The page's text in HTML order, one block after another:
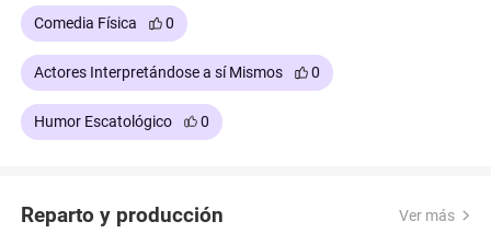
Comedia Física 0
Actores Interpretándose a sí Mismos 0
Humor Escatológico 0
Reparto y producción Ver más